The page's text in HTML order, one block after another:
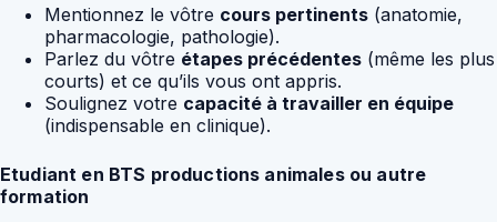
Mentionnez le vôtre cours pertinents (anatomie,
pharmacologie, pathologie).
Parlez du vôtre étapes précédentes (même les plus
courts) et ce qu’ils vous ont appris.
Soulignez votre capacité à travailler en équipe
(indispensable en clinique).
Etudiant en BTS productions animales ou autre
formation